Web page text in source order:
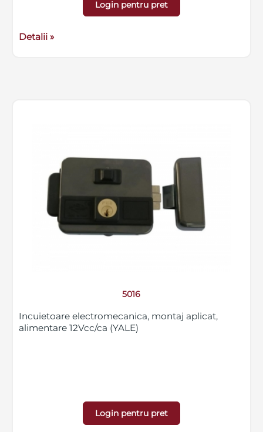
Login pentru pret
Detalii »
5016
Incuietoare electromecanica, montaj aplicat,
alimentare 12Vcc/ca (YALE)
Login pentru pret